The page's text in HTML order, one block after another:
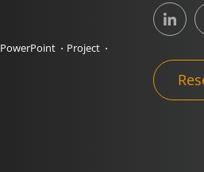
PowerPoint
Project